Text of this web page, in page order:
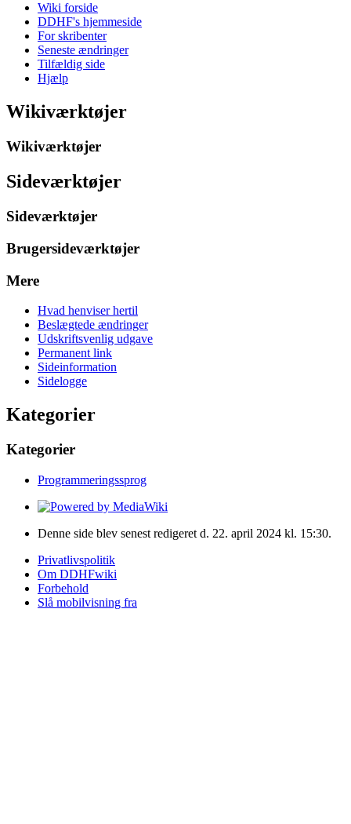
Wiki forside
DDHF's hjemmeside
For skribenter
Seneste ændringer
Tilfældig side
Hjælp
Wikiværktøjer
Wikiværktøjer
Sideværktøjer
Sideværktøjer
Brugersideværktøjer
Mere
Hvad henviser hertil
Beslægtede ændringer
Udskriftsvenlig udgave
Permanent link
Sideinformation
Sidelogge
Kategorier
Kategorier
Programmeringssprog
Denne side blev senest redigeret d. 22. april 2024 kl. 15:30.
Privatlivspolitik
Om DDHFwiki
Forbehold
Slå mobilvisning fra